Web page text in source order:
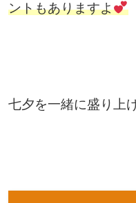
ントもありますよ
七夕を一緒に盛り上